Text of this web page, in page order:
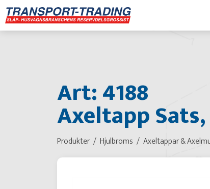
Art: 4188
Axeltapp
Produkter Hjulbroms Axeltappar &